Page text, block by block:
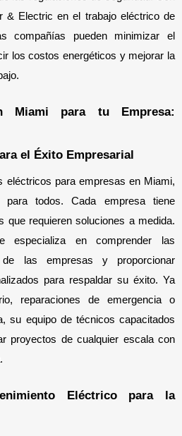
& Electric en el trabajo eléctrico de
compañías pueden minimizar el
los costos energéticos y mejorar la
Miami para tu Empresa:
el Éxito Empresarial
eléctricos para empresas en Miami,
todos. Cada empresa tiene
que requieren soluciones a medida.
en comprender las
de las empresas y proporcionar
para respaldar su éxito. Ya
reparaciones de emergencia o
su equipo de técnicos capacitados
proyectos de cualquier escala con
Eléctrico para la